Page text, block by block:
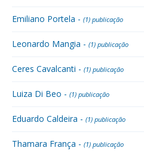
Emiliano Portela - (1) publicação
Leonardo Mangia - (1) publicação
Ceres Cavalcanti - (1) publicação
Luiza Di Beo - (1) publicação
Eduardo Caldeira - (1) publicação
Thamara França - (1) publicação